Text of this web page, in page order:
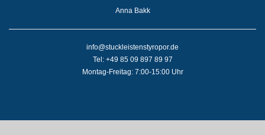
Anna Bakk
info@stuckleistenstyropor.de
Tel: +49 85 09 897 89 97
Montag-Freitag: 7:00-15:00 Uhr